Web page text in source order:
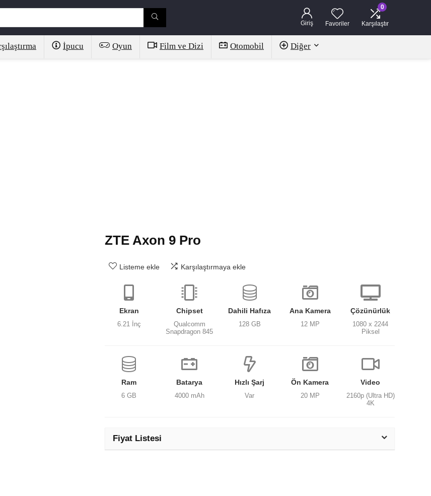
Giriş Favoriler
0
Karşılaştır
İpucu Oyun Film ve Dizi Otomobil Diğer
ZTE Axon 9 Pro
Listeme ekle Karşılaştırmaya ekle
Ekran
6.21 İnç
Chipset
Qualcomm
Snapdragon 845
Dahili Hafıza
128 GB
Ana Kamera
12 MP
Çözünürlük
1080 x 2244
Piksel
Ram
6 GB
Batarya
4000 mAh
Hızlı Şarj
Var
Ön Kamera
20 MP
Video
2160p (Ultra HD)
4K
Fiyat Listesi